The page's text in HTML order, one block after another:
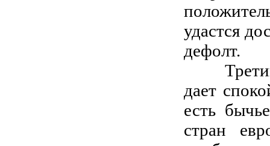
удастся
дефолт.
Третий
дает
есть
стран